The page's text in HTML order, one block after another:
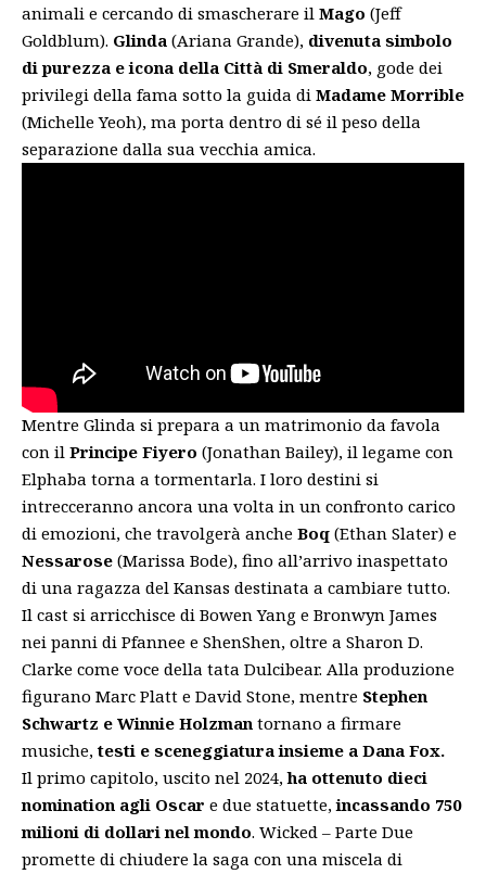
animali e cercando di smascherare il Mago (Jeff
Goldblum). Glinda (Ariana Grande), divenuta simbolo
di purezza e icona della Città di Smeraldo, gode dei
privilegi della fama sotto la guida di Madame Morrible
(Michelle Yeoh), ma porta dentro di sé il peso della
separazione dalla sua vecchia amica.
Mentre Glinda si prepara a un matrimonio da favola
con il Principe Fiyero (Jonathan Bailey), il legame con
Elphaba torna a tormentarla. I loro destini si
intrecceranno ancora una volta in un confronto carico
di emozioni, che travolgerà anche Boq (Ethan Slater) e
Nessarose (Marissa Bode), fino all’arrivo inaspettato
di una ragazza del Kansas destinata a cambiare tutto.
Il cast si arricchisce di Bowen Yang e Bronwyn James
nei panni di Pfannee e ShenShen, oltre a Sharon D.
Clarke come voce della tata Dulcibear. Alla produzione
figurano Marc Platt e David Stone, mentre Stephen
Schwartz e Winnie Holzman tornano a firmare
musiche,testi e sceneggiatura insieme a Dana Fox.
Il primo capitolo, uscito nel 2024, ha ottenuto dieci
nomination agli Oscar e due statuette,incassando 750
milioni di dollari nel mondo. Wicked – Parte Due
promette di chiudere la saga con una miscela di